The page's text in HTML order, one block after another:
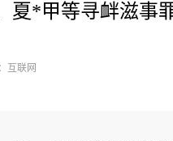
*甲等寻衅滋事
互联网